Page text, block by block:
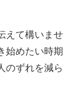
えて構いませ
始めたい時期
のずれを減ら